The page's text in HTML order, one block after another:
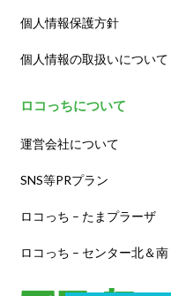
個人情報保護方針
個人情報の取扱いについて
ロコっちについて
運営会社について
SNS等PRプラン
ロコっち – たまプラーザ
ロコっち – センター北＆南